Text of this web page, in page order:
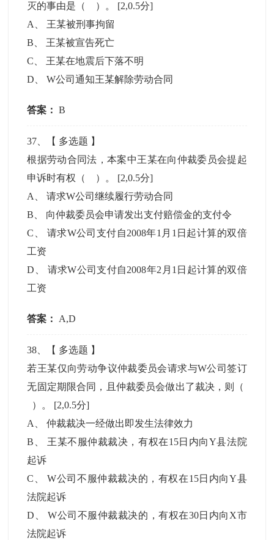
灭的事由是（ ）。 [2,0.5分]
A
王某被刑事拘留
B
王某被宣告死亡
C
王某在地震后下落不明
D 、W公司通知王某解除劳动合同
答案： B
37 、【 多选题 】
根据劳动合同法，本案中王某在向仲裁委员会提起
申诉时有权（ ）。 [2,0.5分]
A
、请求W公司继续履行劳动合同
B
向仲裁委员会申请发出支付赔偿金的支付令
C
请求W公司支付自2008年1月1日起计算的双倍
工资
D
请求W公司支付自2008年2月1日起计算的双倍
工资
答案： A,D
38 、【 多选题 】
若王某仅向劳动争议仲裁委员会请求与W公司签订
无固定期限合同，且仲裁委员会做出了裁决，则（
）。 [2,0.5分]
A
、仲裁裁决一经做出即发生法律效力
B
王某不服仲裁裁决，有权在15日内向Y县法院
起诉
C 、W公司不服仲裁裁决的，有权在15日内向Y县
法院起诉
D 、W公司不服仲裁裁决的，有权在30日内向X市
法院起诉